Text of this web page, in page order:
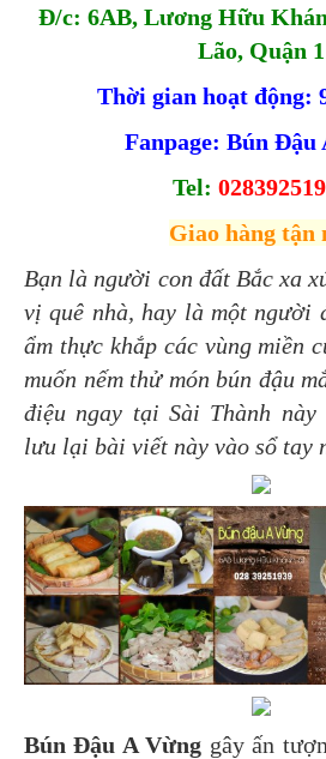
Đ/c: 6AB, Lương Hữu
Lão, Quận 1
Thời gian hoạt động:
Fanpage: Bún Đậu
Tel:
Giao hàng tận
Bạn là người con đất Bắc xa
vị quê nhà, hay là một người
ẩm thực khắp các vùng miền
muốn nếm thử món bún đậu
điệu ngay tại Sài Thành này
lưu lại bài viết này vào sổ tay
Bún Đậu A Vừng gây ấn